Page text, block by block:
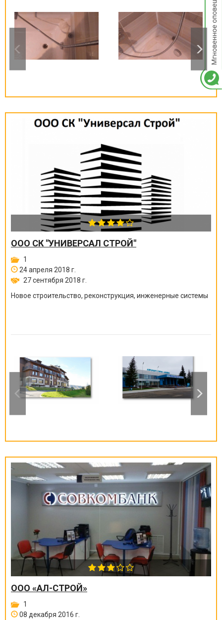
ООО СК "УНИВЕРСАЛ СТРОЙ"
1
24 апреля 2018 г.
27 сентября 2018 г.
Новое строительство, реконструкция, инженерные системы
ООО «АЛ-СТРОЙ»
1
08 декабря 2016 г.